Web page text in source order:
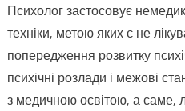
Психолог застосовує
техніки, метою яких є не
попередження розвитку
психічні розлади і межові
з медичною освітою, а саме,